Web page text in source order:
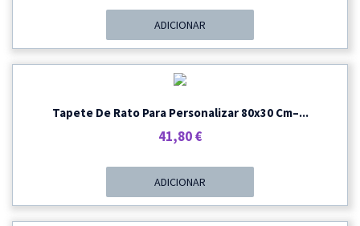
Original
Era:
42,30 €.
É:
39,00 €.
ADICIONAR
Tapete De Rato Para Personalizar 80x30 Cm–...
41,80€
ADICIONAR